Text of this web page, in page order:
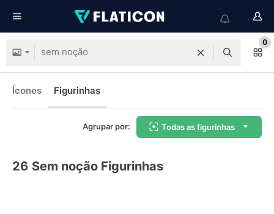
0
Ícones Figurinhas
Agrupar por: Todas as figurinhas
26 Sem noção Figurinhas